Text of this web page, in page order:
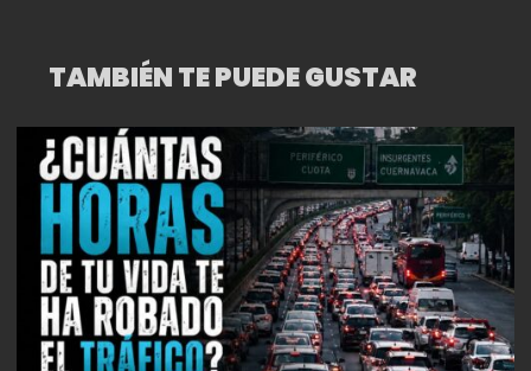
TAMBIÉN TE PUEDE GUSTAR